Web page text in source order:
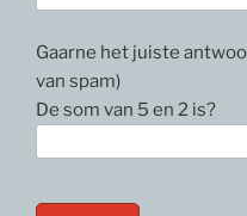
Gaarne het juiste
van spam)
De som van 5 en 2 is?